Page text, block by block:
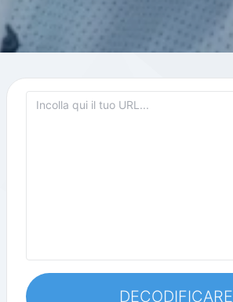
DECODIFICARE